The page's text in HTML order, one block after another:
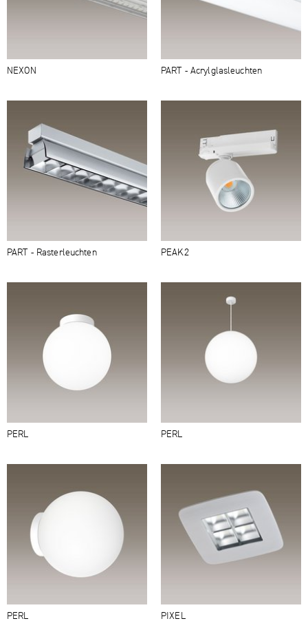
NEXON PART - Acryl­glasleuchten
PART - Rasterleuchten PEAK2
PERL PERL
PERL PIXEL